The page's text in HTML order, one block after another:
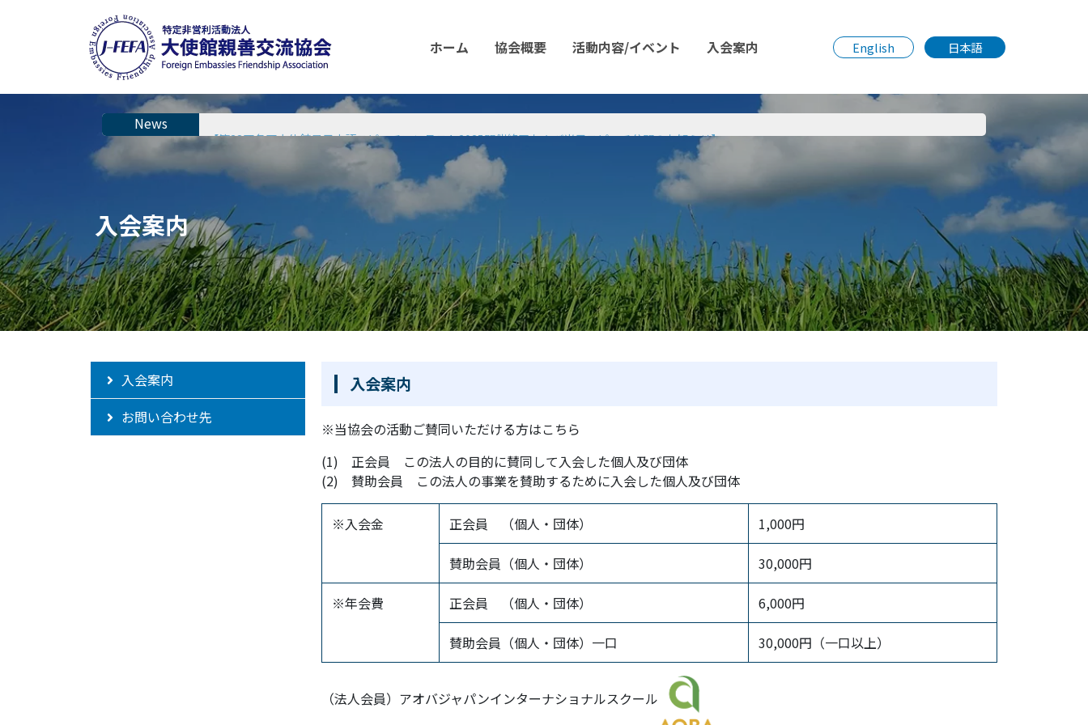
ホーム 協会概要 活動内容/イベント 入会案内 English 日本語
入会案内
入会案内
お問い合わせ先
入会案内
※当協会の活動ご賛同いただける方はこちら
(1) 正会員 この法人の目的に賛同して入会した個人及び団体
(2) 賛助会員 この法人の事業を賛助するために入会した個人及び団体
※入会金 正会員 （個人・団体） 1,000円
賛助会員（個人・団体） 30,000円
※年会費 正会員 （個人・団体） 6,000円
賛助会員（個人・団体）一口 30,000円（一口以上）
（法人会員）アオバジャパンインターナショナルスクール